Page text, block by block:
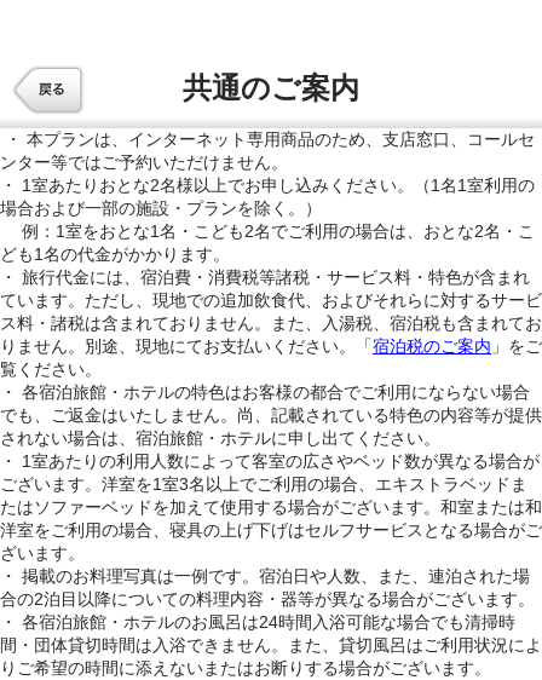
共通のご案内
・ 本プランは、インターネット専用商品のため、支店窓口、コールセ
ンター等ではご予約いただけません。
・ 1室あたりおとな2名様以上でお申し込みください。（1名1室利用の
場合および一部の施設・プランを除く。）
例：1室をおとな1名・こども2名でご利用の場合は、おとな2名・こ
ども1名の代金がかかります。
・ 旅行代金には、宿泊費・消費税等諸税・サービス料・特色が含まれ
ています。ただし、現地での追加飲食代、およびそれらに対するサービ
ス料・諸税は含まれておりません。また、入湯税、宿泊税も含まれてお
りません。別途、現地にてお支払いください。「宿泊税のご案内 」をご
覧ください。
・ 各宿泊旅館・ホテルの特色はお客様の都合でご利用にならない場合
でも、ご返金はいたしません。尚、記載されている特色の内容等が提供
されない場合は、宿泊旅館・ホテルに申し出てください。
・ 1室あたりの利用人数によって客室の広さやベッド数が異なる場合が
ございます。洋室を1室3名以上でご利用の場合、エキストラベッドま
たはソファーベッドを加えて使用する場合がございます。和室または和
洋室をご利用の場合、寝具の上げ下げはセルフサービスとなる場合がご
ざいます。
・ 掲載のお料理写真は一例です。宿泊日や人数、また、連泊された場
合の2泊目以降についての料理内容・器等が異なる場合がございます。
・ 各宿泊旅館・ホテルのお風呂は24時間入浴可能な場合でも清掃時
間・団体貸切時間は入浴できません。また、貸切風呂はご利用状況によ
りご希望の時間に添えないまたはお断りする場合がございます。